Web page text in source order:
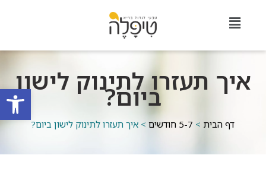
פתח
איך תעזרו לתינוק לישון
ביום?
דף הבית > 5-7 חודשים > איך תעזרו לתינוק לישון ביום?